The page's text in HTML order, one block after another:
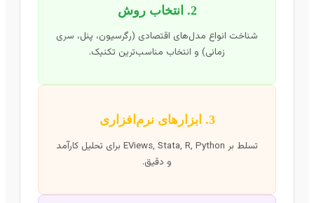
شناخت انواع مدل‌های اقتصادی (رگرسیون، پنل، سری
زمانی) و انتخاب مناسب‌ترین تکنیک.
تسلط بر EViews, Stata, R, Python برای تحلیل کارآمد
و دقیق.